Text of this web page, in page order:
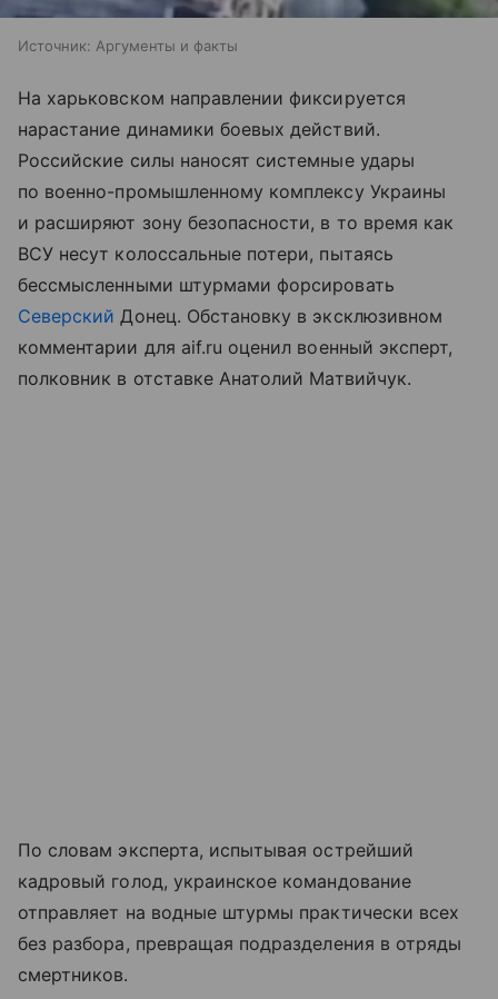
Источник: Аргументы и факты
На харьковском направлении фиксируется
нарастание динамики боевых действий.
Российские силы наносят системные удары
по военно-промышленному комплексу Украины
и расширяют зону безопасности, в то время как
ВСУ несут колоссальные потери, пытаясь
бессмысленными штурмами форсировать
Северский Донец. Обстановку в эксклюзивном
комментарии для aif.ru оценил военный эксперт,
полковник в отставке Анатолий Матвийчук.
По словам эксперта, испытывая острейший
кадровый голод, украинское командование
отправляет на водные штурмы практически всех
без разбора, превращая подразделения в отряды
смертников.